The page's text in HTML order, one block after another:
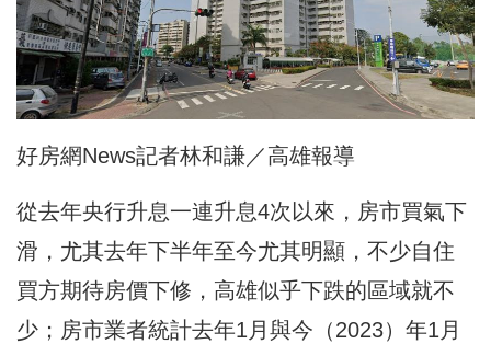
好房網News記者林和謙／高雄報導
從去年央行升息一連升息4次以來，房市買氣下
滑，尤其去年下半年至今尤其明顯，不少自住
買方期待房價下修，高雄似乎下跌的區域就不
少；房市業者統計去年1月與今（2023）年1月